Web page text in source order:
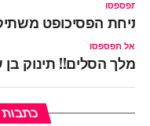
תפספסו
הפסיכופט
אל תפספסו
מלך הסלים!! תינוק בן
כתבות